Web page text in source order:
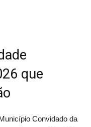
que
Convidado da